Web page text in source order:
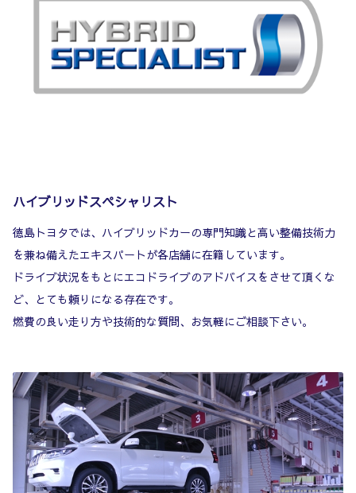
ハイブリッドスペシャリスト
徳島トヨタでは、ハイブリッドカーの専門知識と高い整備技術力
を兼ね備えたエキスパートが各店舗に在籍しています。
ドライブ状況をもとにエコドライブのアドバイスをさせて頂くな
ど、とても頼りになる存在です。
燃費の良い走り方や技術的な質問、お気軽にご相談下さい。